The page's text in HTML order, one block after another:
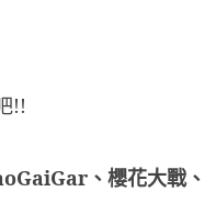
!!
、 櫻花大戰、